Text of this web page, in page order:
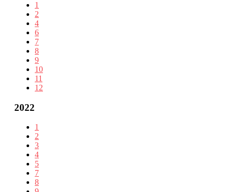
1
2
4
6
7
8
9
10
11
12
2022
1
2
3
4
5
7
8